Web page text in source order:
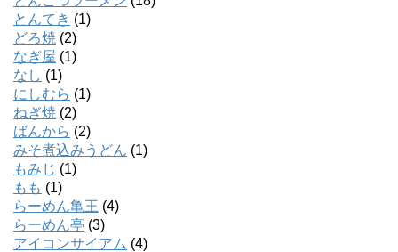
とんてき (1)
どろ焼 (2)
なぎ屋 (1)
なし (1)
にしむら (1)
ねぎ焼 (2)
ばんから (2)
みそ煮込みうどん (1)
もみじ (1)
もも (1)
らーめん亀王 (4)
らーめん亭 (3)
アイコンサイアム (4)